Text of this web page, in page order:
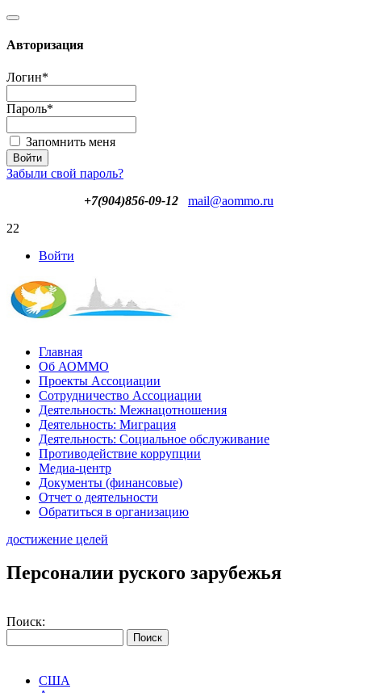
Авторизация
Логин*
Пароль*
Запомнить меня
Забыли свой пароль?
+7(904)856-09-12
mail@aommo.ru
22
Войти
Главная
Об АОММО
Проекты Ассоциации
Сотрудничество Ассоциации
Деятельность: Межнацотношения
Деятельность: Миграция
Деятельность: Социальное обслуживание
Противодействие коррупции
Медиа-центр
Документы (финансовые)
Отчет о деятельности
Обратиться в организацию
достижение целей
Персоналии руского зарубежья
Поиск:
США